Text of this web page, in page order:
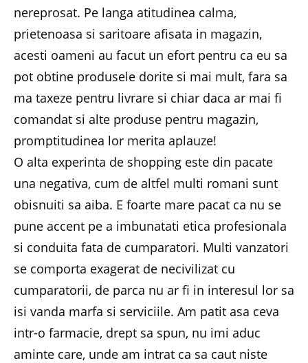
nereprosat. Pe langa atitudinea calma,
prietenoasa si saritoare afisata in magazin,
acesti oameni au facut un efort pentru ca eu sa
pot obtine produsele dorite si mai mult, fara sa
ma taxeze pentru livrare si chiar daca ar mai fi
comandat si alte produse pentru magazin,
promptitudinea lor merita aplauze!
O alta experinta de shopping este din pacate
una negativa, cum de altfel multi romani sunt
obisnuiti sa aiba. E foarte mare pacat ca nu se
pune accent pe a imbunatati etica profesionala
si conduita fata de cumparatori. Multi vanzatori
se comporta exagerat de necivilizat cu
cumparatorii, de parca nu ar fi in interesul lor sa
isi vanda marfa si serviciile. Am patit asa ceva
intr-o farmacie, drept sa spun, nu imi aduc
aminte care, unde am intrat ca sa caut niste